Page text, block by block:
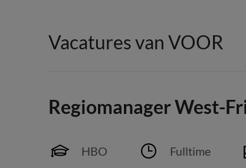
Vacatures van VOOR
Regiomanager West-
HBO Fulltime